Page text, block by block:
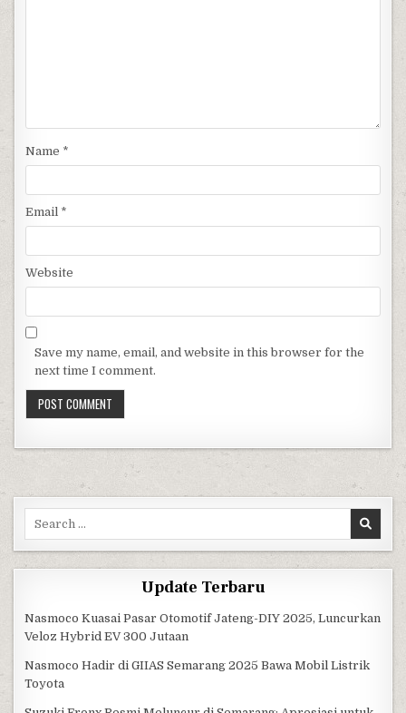
Name *
Email *
Website
Save my name, email, and website in this browser for the
next time I comment.
Update Terbaru
Nasmoco Kuasai Pasar Otomotif Jateng-DIY 2025, Luncurkan
Veloz Hybrid EV 300 Jutaan
Nasmoco Hadir di GIIAS Semarang 2025 Bawa Mobil Listrik
Toyota